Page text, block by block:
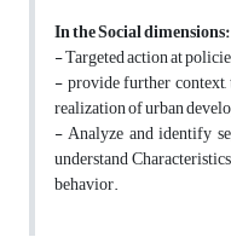
In the Social dimensions:
- Targeted action at
- provide further
realization of urban
- Analyze and identify
understand
behavior.